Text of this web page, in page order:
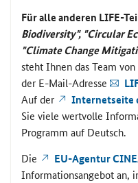
Für alle an­de­ren LIFE-​
Biodiversity", "Circular
"Climate Change
steht Ihnen das Team
der E-​Mail-Adresse
Auf der
In­ter­net­sei­te
Sie viele wert­vol­le
Programm auf Deutsch.
Die
EU-​Agentur
In­for­ma­ti­ons­an­ge­bot an,